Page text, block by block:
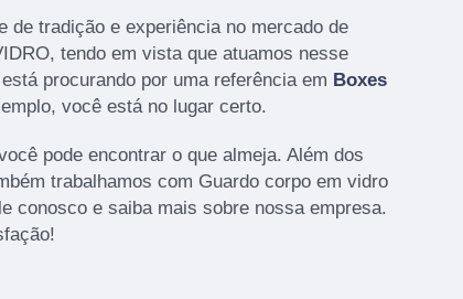
de tradição e experiência no mercado de
tendo em vista que atuamos nesse
procurando por uma referência em Boxes
você está no lugar certo.
pode encontrar o que almeja. Além dos
trabalhamos com Guardo corpo em vidro
conosco e saiba mais sobre nossa empresa.